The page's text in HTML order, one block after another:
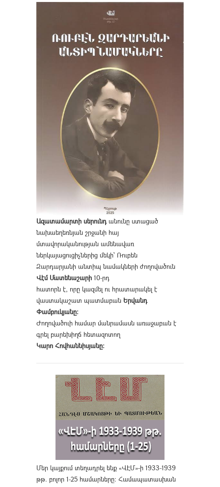
Ազատամարտի սերունդանունը ստացած
նախաեղեռնյան շրջանի հայ
մտավորականության ամենավառ
ներկայացուցիչներից մեկի՝ Ռուբեն
Զարդարյանի անտիպ նամակների ժողովածուն
Վէմ Մատենաշարի 10-րդ
հատորն է, որը կազմել ու հրատարակել է
վաստակաշատ պատմաբան Երվանդ
Փամբուկյանը։
Ժողովածուի համար մանրամասն առաջաբան է
գրել բարեխիղճ հետազոտող
Կարո Հովհաննիսյանը։
Մեր կայքում տեղադրել ենք «ՎԷՄ»-ի 1933-1939
թթ. բոլոր 1-25 համարները։ Համապատասխան